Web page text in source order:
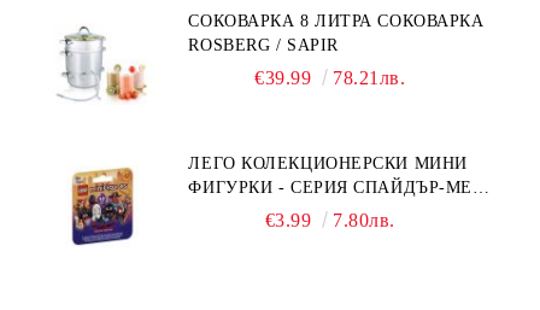
СОКОВАРКА 8 ЛИТРА СОКОВАРКА
ROSBERG / SAPIR
€39.99 78.21лв.
ЛЕГО КОЛЕКЦИОНЕРСКИ МИНИ
ФИГУРКИ - СЕРИЯ СПАЙДЪР-МЕН:
ПРЕЗ СПАЙДИ-ВСЕЛЕНАТА 71050
€3.99 7.80лв.